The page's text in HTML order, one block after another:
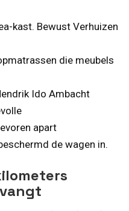
kast. Bewust Verhuizen
die meubels
Ido Ambacht
apart
de wagen in.